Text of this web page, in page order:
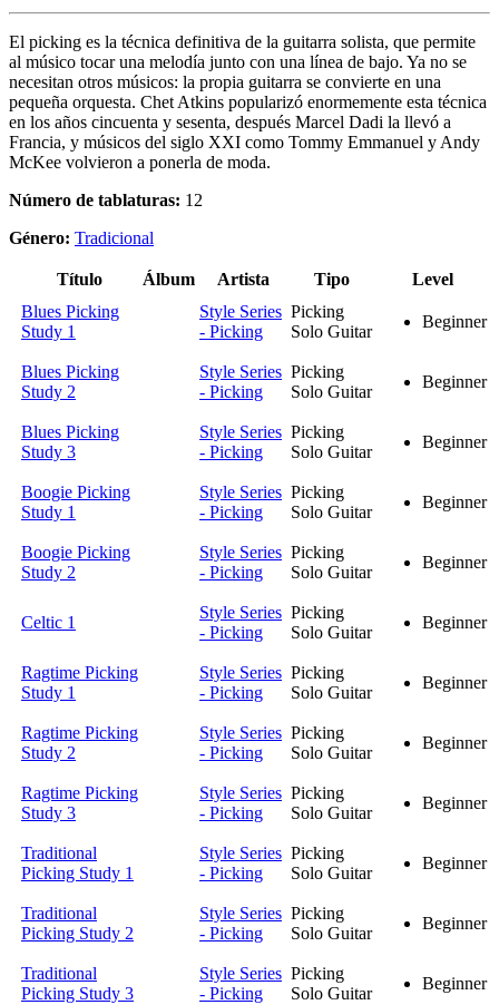
El picking es la técnica definitiva de la guitarra solista, que permite
al músico tocar una melodía junto con una línea de bajo. Ya no se
necesitan otros músicos: la propia guitarra se convierte en una
pequeña orquesta. Chet Atkins popularizó enormemente esta técnica
en los años cincuenta y sesenta, después Marcel Dadi la llevó a
Francia, y músicos del siglo XXI como Tommy Emmanuel y Andy
McKee volvieron a ponerla de moda.
Número de tablaturas: 12
Género: Tradicional
Título Álbum Artista Tipo
Level
Blues Picking
Study 1
Style Series
- Picking
Picking
Solo Guitar
Beginner
Blues Picking
Study 2
Style Series
- Picking
Picking
Solo Guitar
Beginner
Blues Picking
Study 3
Style Series
- Picking
Picking
Solo Guitar
Beginner
Boogie Picking
Study 1
Style Series
- Picking
Picking
Solo Guitar
Beginner
Boogie Picking
Study 2
Style Series
- Picking
Picking
Solo Guitar
Beginner
Celtic 1
Style Series
- Picking
Picking
Solo Guitar
Beginner
Ragtime Picking
Study 1
Style Series
- Picking
Picking
Solo Guitar
Beginner
Ragtime Picking
Study 2
Style Series
- Picking
Picking
Solo Guitar
Beginner
Ragtime Picking
Study 3
Style Series
- Picking
Picking
Solo Guitar
Beginner
Traditional
Picking Study 1
Style Series
- Picking
Picking
Solo Guitar
Beginner
Traditional
Picking Study 2
Style Series
- Picking
Picking
Solo Guitar
Beginner
Traditional
Picking Study 3
Style Series
- Picking
Picking
Solo Guitar
Beginner